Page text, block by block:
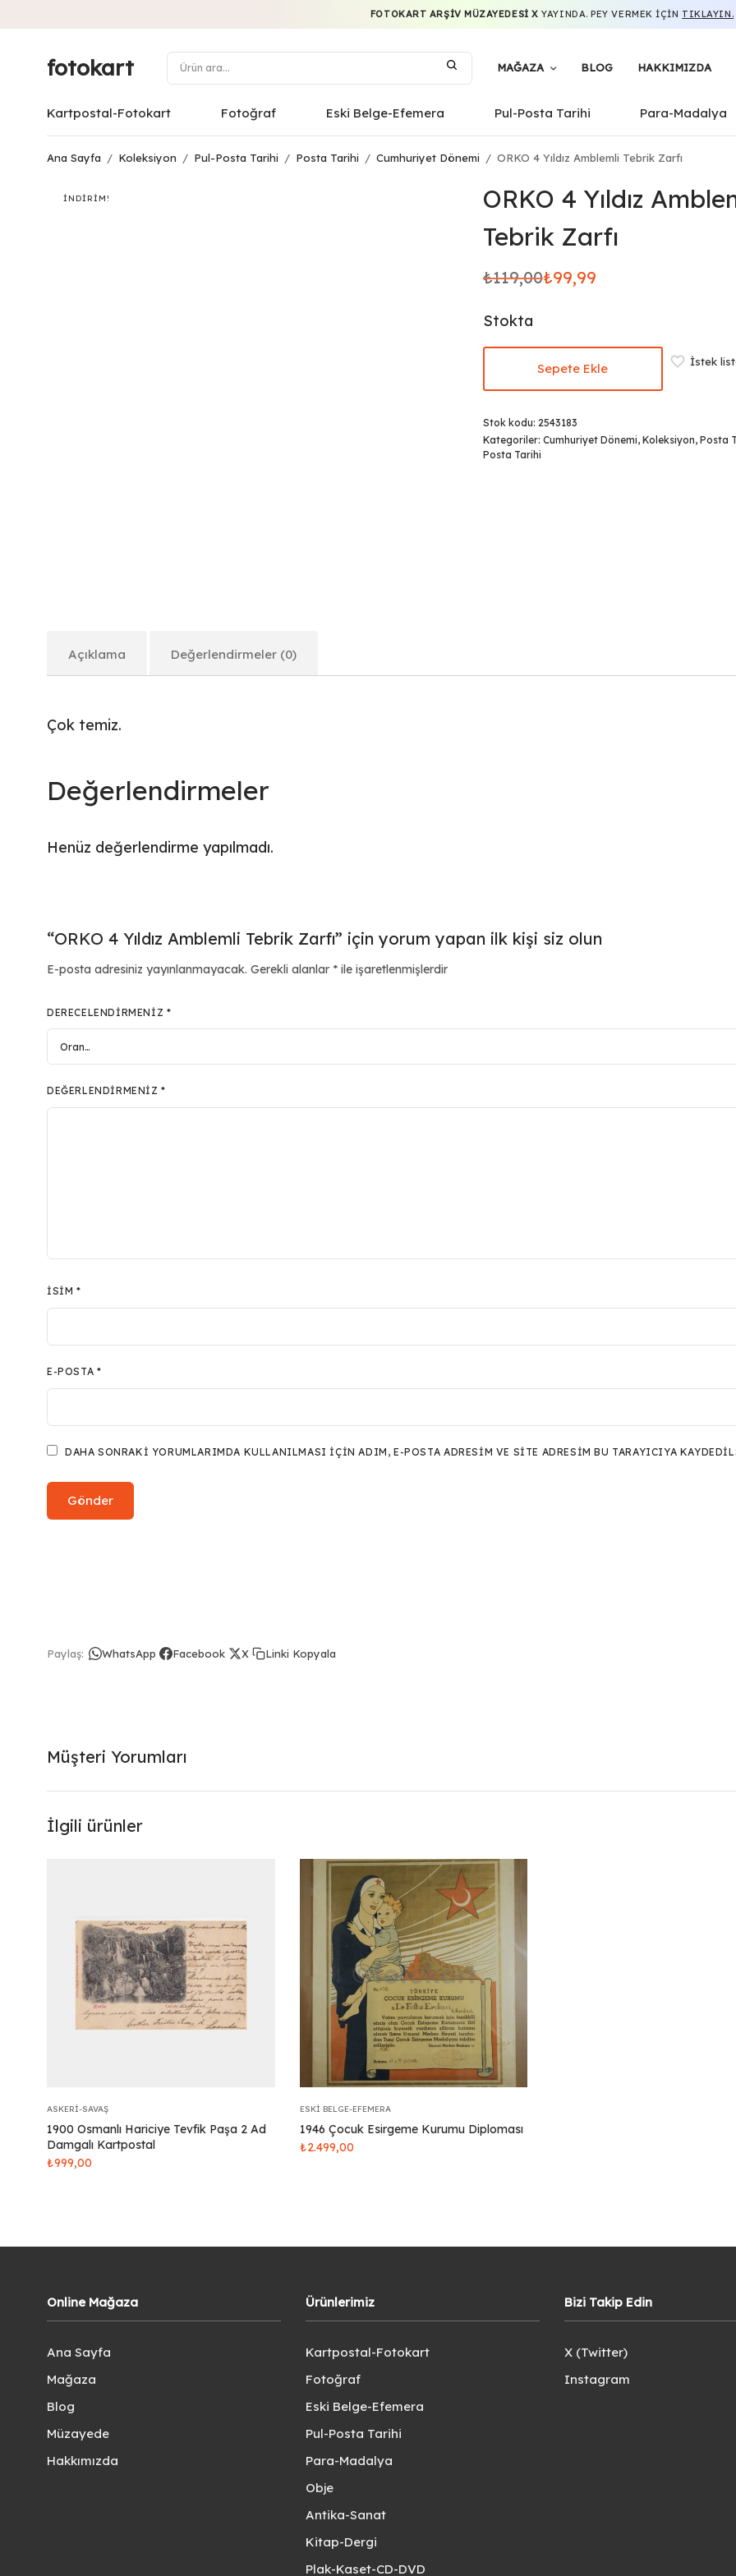
FOTOKART ARŞIV MÜZAYEDESI X YAYINDA. PEY VERMEK IÇIN TIKLAYIN.
fotokart MAĞAZA BLOG HAKKIMIZDA
Kartpostal-Fotokart Fotoğraf Eski Belge-Efemera Pul-Posta Tarihi Para-Madalya
Ana Sayfa / Koleksiyon / Pul-Posta Tarihi / Posta Tarihi / Cumhuriyet Dönemi / ORKO 4 Yıldız Amblemli Tebrik Zarfı
İNDIRIM!
ORKO 4 Yıldız
Tebrik Zarfı
₺119,00
Orijinal
₺119,00.
₺99,99
Şu
fiyat:
₺99,99.
Stokta
Sepete Ekle İstek
Stok kodu: 2543183
Kategoriler: Cumhuriyet Dönemi, Koleksiyon, Posta
Posta Tarihi
Açıklama Değerlendirmeler (0)
Çok temiz.
Değerlendirmeler
Henüz değerlendirme yapılmadı.
“ORKO 4 Yıldız Amblemli Tebrik Zarfı” için yorum yapan ilk kişi siz olun
E-posta adresiniz yayınlanmayacak. Gerekli alanlar * ile işaretlenmişlerdir
DERECELENDIRMENIZ *
DEĞERLENDIRMENIZ*
İSIM*
E-POSTA *
DAHA SONRAKI YORUMLARIMDA KULLANILMASI IÇIN ADIM, E-POSTA ADRESIM VE SITE ADRESIM BU TARAYICIYA
Paylaş: WhatsApp Facebook X Linki Kopyala
Müşteri Yorumları
İlgili ürünler
ASKERI-SAVAŞ
1900 Osmanlı Hariciye Tevfik Paşa 2 Ad
Damgalı Kartpostal
₺999,00
ESKI BELGE-EFEMERA
1946 Çocuk Esirgeme Kurumu Diploması
₺2.499,00
Online Mağaza
Ana Sayfa
Mağaza
Blog
Müzayede
Hakkımızda
Ürünlerimiz
Kartpostal-Fotokart
Fotoğraf
Eski Belge-Efemera
Pul-Posta Tarihi
Para-Madalya
Obje
Antika-Sanat
Kitap-Dergi
Plak-Kaset-CD-DVD
Bizi Takip Edin
X (Twitter)
Instagram